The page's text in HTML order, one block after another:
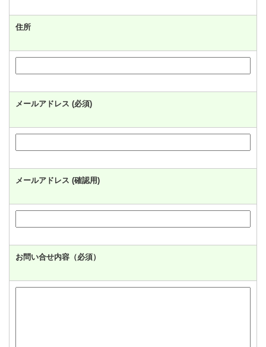
住所
メールアドレス (必須)
メールアドレス (確認用)
お問い合せ内容（必須）